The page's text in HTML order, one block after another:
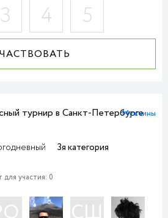
3 4 5
турнир в Санкт-Петербурге
3я категория
Мужчины
участия: 0